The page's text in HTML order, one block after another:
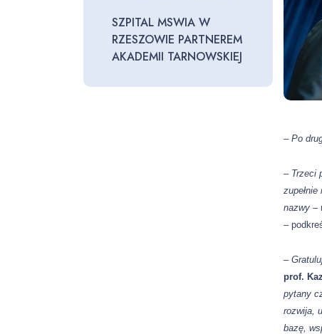
SZPITAL MSWIA W
RZESZOWIE PARTNEREM
AKADEMII TARNOWSKIEJ
– Po
– Trzeci
nazwy –
–
–
prof.
pytany
rozwija,
bazę,